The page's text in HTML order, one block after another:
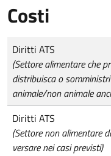
Costi
Tipo di pagamento
Importo
Diritti ATS
(Settore alimentare che
distribuisca o
animale/non animale
Diritti ATS
(Settore non alimentare
versare nei casi previsti)